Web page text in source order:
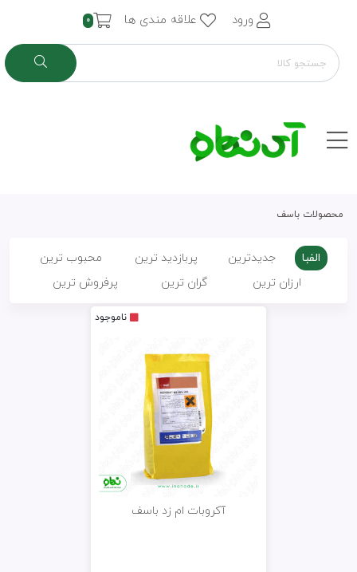
ورود علاقه مندی ها 0
محصولات باسف
الفبا جدیدترین پربازدید ترین
محبوب ترین
ارزان ترین
گران ترین پرفروش ترین
ناموجود
آکروبات ام زد باسف